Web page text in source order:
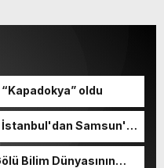
oldu
İstanbul'dan Samsun'a
Bilim Dünyasının